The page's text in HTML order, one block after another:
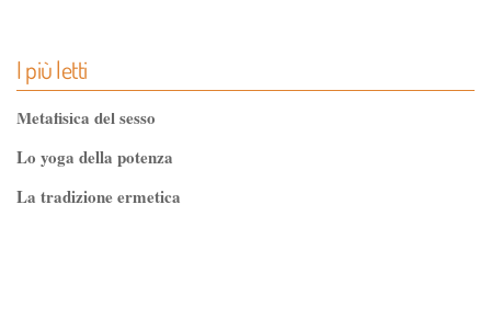
I più letti
Metafisica del sesso
Lo yoga della potenza
La tradizione ermetica